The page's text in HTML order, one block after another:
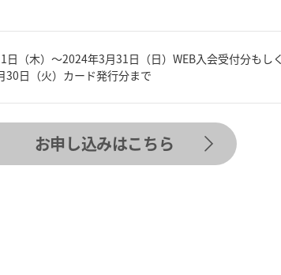
日（木）～2024年3月31日（日）WEB入会受付分もし
30日（火）カード発行分まで
お申し込みはこちら